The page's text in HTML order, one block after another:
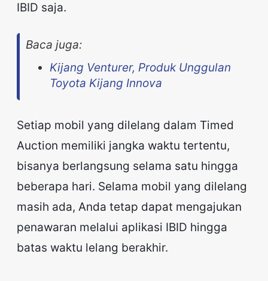
IBID saja.
Baca juga:
Kijang Venturer, Produk Unggulan
Toyota Kijang Innova
Setiap mobil yang dilelang dalam Timed
Auction memiliki jangka waktu tertentu,
bisanya berlangsung selama satu hingga
beberapa hari. Selama mobil yang dilelang
masih ada, Anda tetap dapat mengajukan
penawaran melalui aplikasi IBID hingga
batas waktu lelang berakhir.